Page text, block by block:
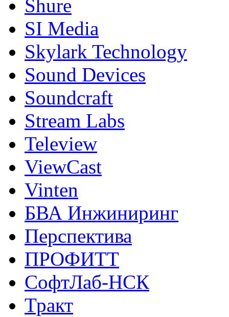
Shure
SI Media
Skylark Technology
Sound Devices
Soundcraft
Stream Labs
Teleview
ViewCast
Vinten
БВА Инжиниринг
Перспектива
ПРОФИТТ
СофтЛаб-НСК
Тракт